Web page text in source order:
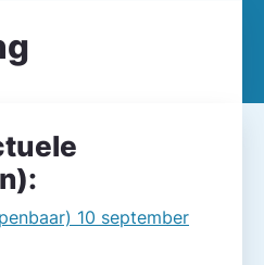
10 september